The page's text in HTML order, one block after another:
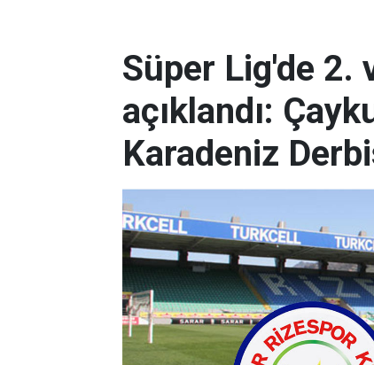
Süper Lig'de 2.
açıklandı:
Karadeniz